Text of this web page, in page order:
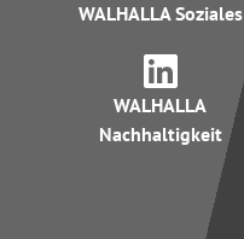
WALHALLA Soziales
WALHALLA
Nachhaltigkeit